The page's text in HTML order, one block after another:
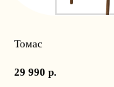
Томас
29 990 р.